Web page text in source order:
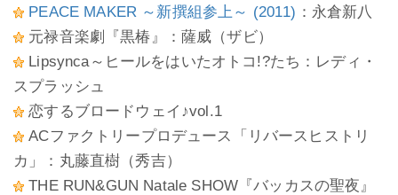
PEACE MAKER ～新撰組参上～ (2011) ：永倉新八
元禄音楽劇『黒椿』：薩威（ザビ）
Lipsynca～ヒールをはいたオトコ!?たち：レディ・
スプラッシュ
恋するブロードウェイ♪vol.1
ACファクトリープロデュース「リバースヒストリ
カ」：丸藤直樹（秀吉）
THE RUN&GUN Natale SHOW『バッカスの聖夜』